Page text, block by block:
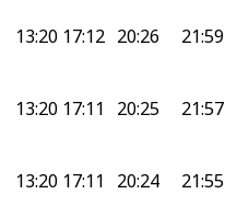
13:2017:12 20:26
21:59
13:2017:11 20:25
21:57
13:2017:11 20:24
21:55